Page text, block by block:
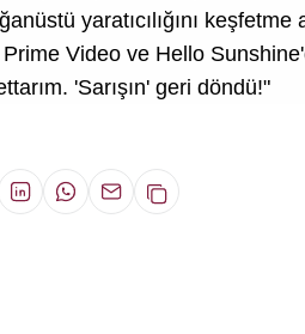
yaratıcılığını
Prime Video ve Hello
'Sarışın' geri döndü!"